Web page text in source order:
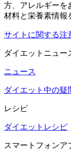
方、アレルギーを
材料と栄養素情報
サイトに関する注
ダイエットニュー
ニュース
ダイエット中の疑
レシピ
ダイエットレシピ
スマートフォンア